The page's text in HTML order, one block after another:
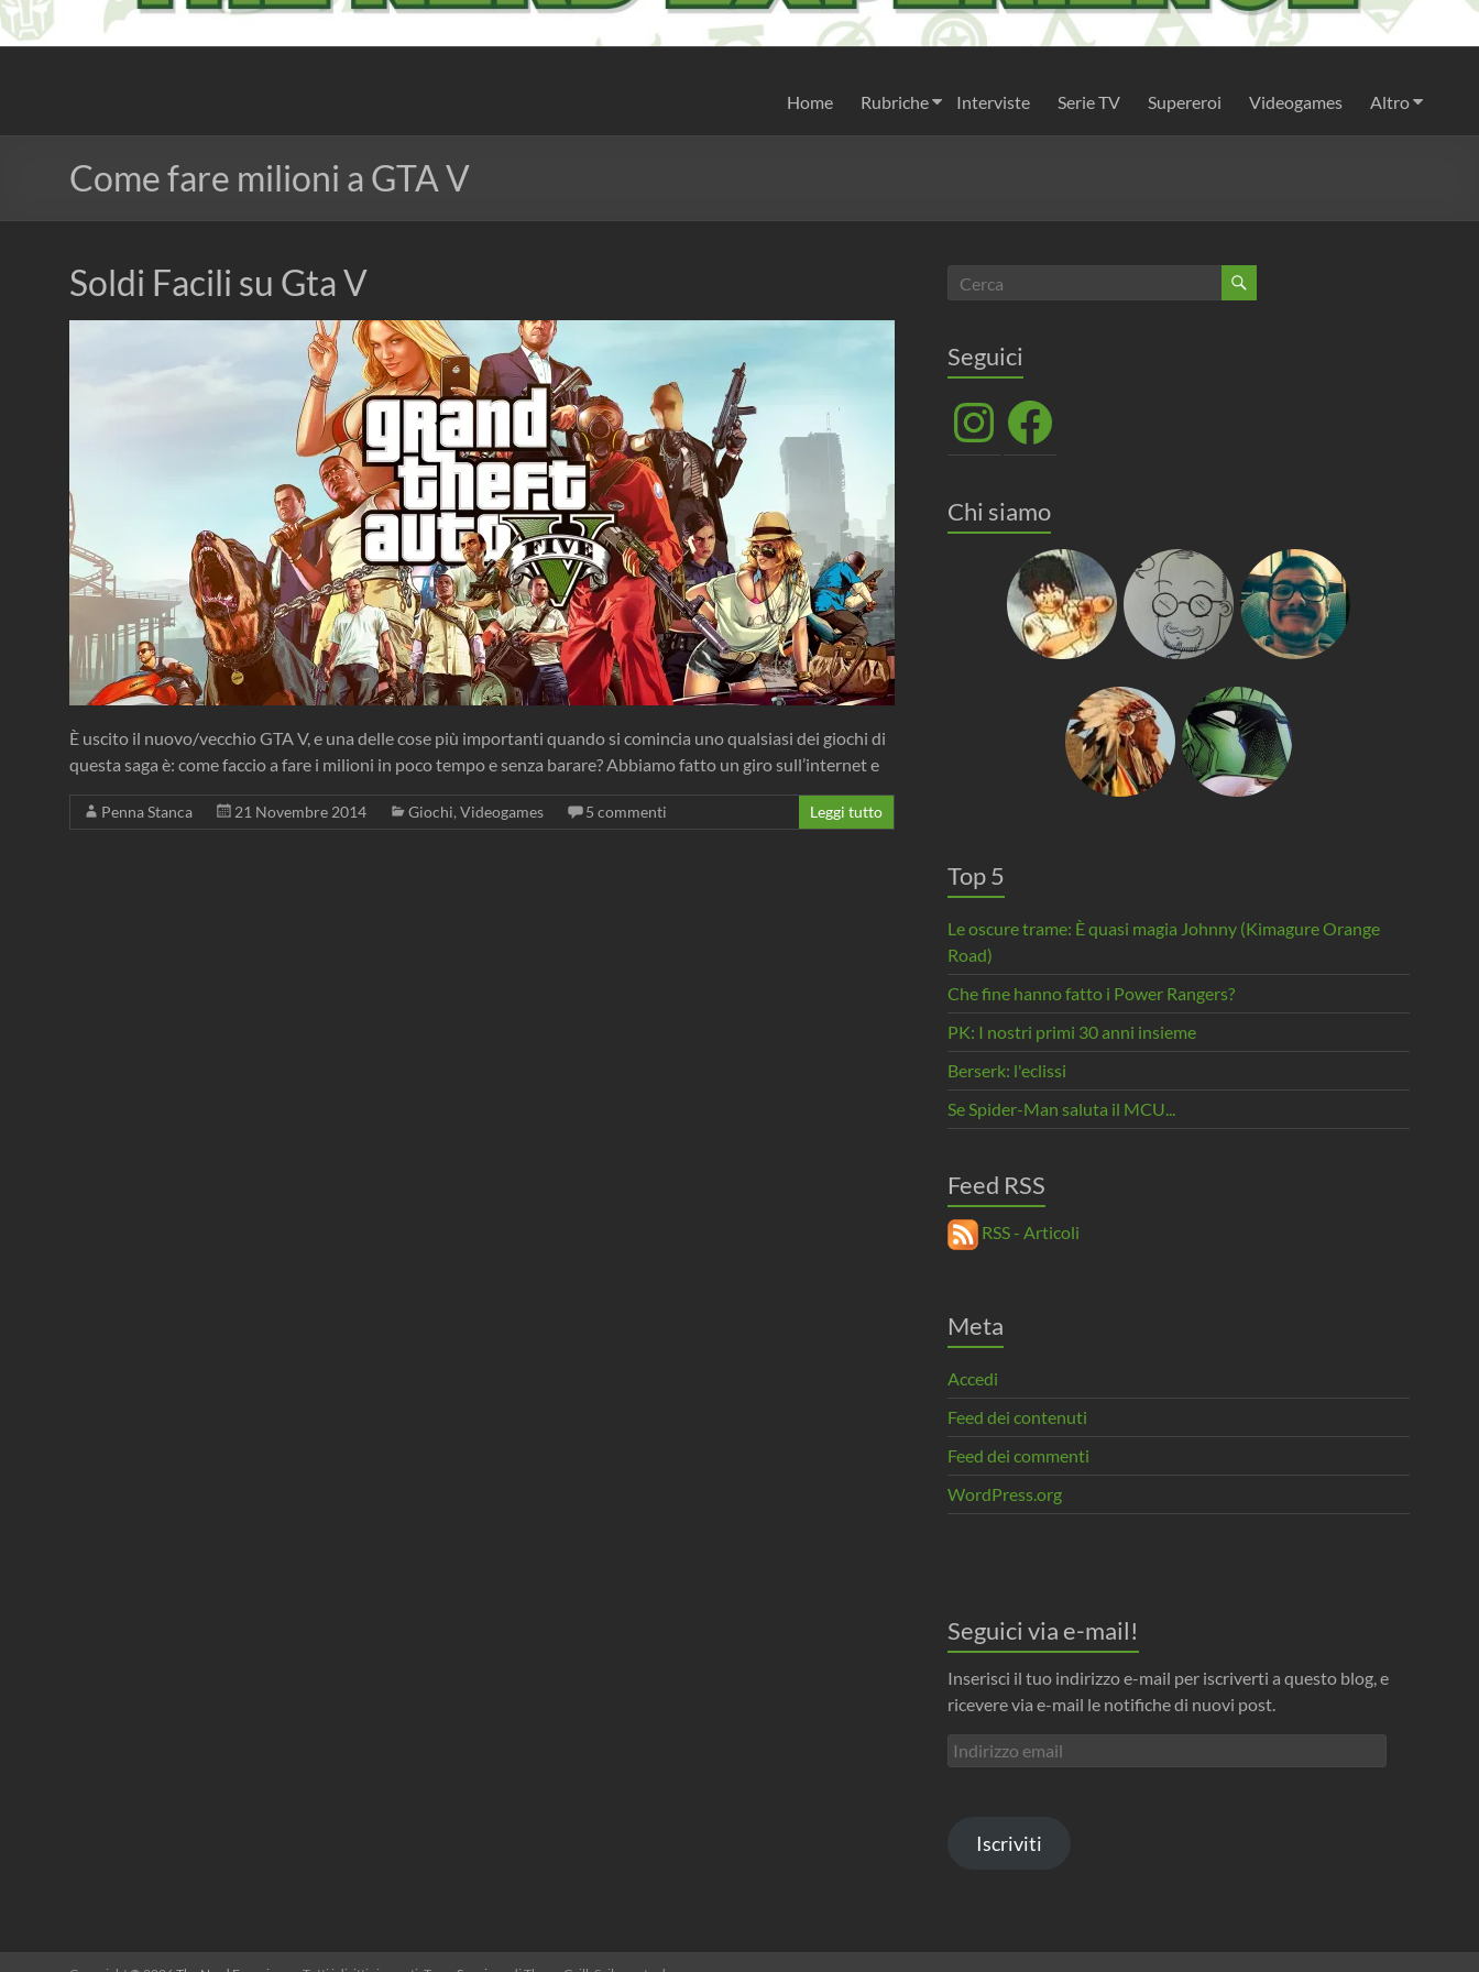
Home Rubriche Interviste Serie TV Supereroi Videogames Altro
Come fare milioni a GTA V
Soldi Facili su Gta V
È uscito il nuovo/vecchio GTA V, e una delle cose più importanti quando si comincia uno qualsiasi dei giochi di
questa saga è: come faccio a fare i milioni in poco tempo e senza barare? Abbiamo fatto un giro sull’internet e
Penna Stanca 21 Novembre 2014 Giochi, Videogames 5 commenti Leggi tutto
Seguici
InstagramFacebook
Chi siamo
Top 5
Le oscure trame: È quasi magia Johnny (Kimagure Orange
Road)
Che fine hanno fatto i Power Rangers?
PK: I nostri primi 30 anni insieme
Berserk: l'eclissi
Se Spider-Man saluta il MCU...
Feed RSS
RSS - Articoli
Meta
Accedi
Feed dei contenuti
Feed dei commenti
WordPress.org
Seguici via e-mail!
Inserisci il tuo indirizzo e-mail per iscriverti a questo blog, e
ricevere via e-mail le notifiche di nuovi post.
Indirizzo
email
Iscriviti